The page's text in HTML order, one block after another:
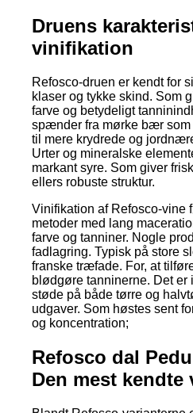
Druens
vinifikation
Refosco-druen er kendt for
klaser og tykke skind. Som
farve og betydeligt
spænder fra mørke bær
til mere krydrede og
Urter og mineralske
markant syre. Som giver
ellers robuste struktur.
Vinifikation af Refosco-vine
metoder med lang
farve og tanniner. Nogle
fadlagring. Typisk på store
franske træfade. For, at
blødgøre tanninerne. Det
støde på både tørre og
udgaver. Som høstes sent
og koncentration;
Refosco dal
Den mest kendte